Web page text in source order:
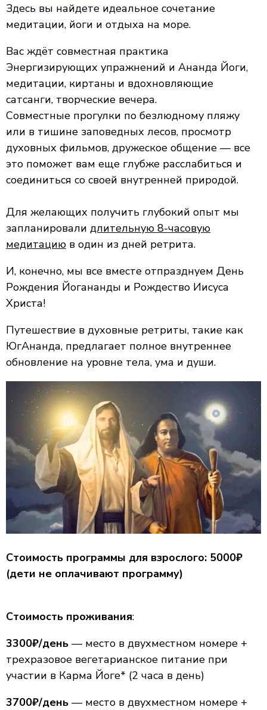
Здесь вы найдете идеальное сочетание
медитации, йоги и отдыха на море.
Вас ждёт совместная практика
Энергизирующих упражнений и Ананда Йоги,
медитации, киртаны и вдохновляющие
сатсанги, творческие вечера.
Совместные прогулки по безлюдному пляжу
или в тишине заповедных лесов, просмотр
духовных фильмов, дружеское общение — все
это поможет вам еще глубже расслабиться и
соединиться со своей внутренней природой.
Для желающих получить глубокий опыт мы
запланировали длительную 8-часовую
медитацию в один из дней ретрита.
И, конечно, мы все вместе отпразднуем День
Рождения Йогананды и Рождество Иисуса
Христа!
Путешествие в духовные ретриты, такие как
ЮгАнанда, предлагает полное внутреннее
обновление на уровне тела, ума и души.
Стоимость программы для взрослого: 5000₽
(дети не оплачивают программу)
Стоимость проживания:
3300₽/день — место в двухместном номере +
трехразовое вегетарианское питание при
участии в Карма Йоге* (2 часа в день)
3700₽/день — место в двухместном номере +